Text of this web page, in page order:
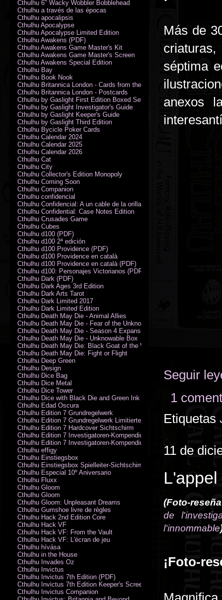
Más de
séptima
anexos
Seguir
1
Etiquetas
11 de
(Foto-
de
l'innommable
¡Foto-
Cthulhu 6" Wacky Wobbler Bobblehead
Cthulhu a través de las épocas
Cthulhu apocalipsis
Cthulhu Apocalypse
Cthulhu Apocalypse Limited Edition
Cthulhu Awakens (PDF)
Cthulhu Awakens Game Master's Kit
Cthulhu Awakens Game Master's Screen
Cthulhu Awakens Special Edition
Cthulhu Bay
Cthulhu Book Nook
Cthulhu Britannica London - Cards from the Smoke
Cthulhu Britannica London - Postcards
Cthulhu by Gaslight First Edition Boxed Set
Cthulhu by Gaslight Investigator's Guide
Cthulhu by Gaslight Keeper's Guide
Cthulhu by Gaslight Third Edition
Cthulhu Bycicle Poker Cards
Cthulhu Calendar 2024
Cthulhu Calendar 2025
Cthulhu Calendar 2026
Cthulhu Cat
Cthulhu City
Cthulhu Collector's Edition Monopoly
Cthulhu Coming Soon
Cthulhu Companion
Cthulhu confidencial
Cthulhu Confidencial: A un cable de la orilla (PDF)
Cthulhu Confidential: Case Notes Edition
Cthulhu Crusades Game
Cthulhu Cubes
Cthulhu d100 (PDF)
Cthulhu d100 2ª edición
Cthulhu d100 Providence (PDF)
Cthulhu d100 Providence en català
Cthulhu d100 Providence en català (PDF)
Cthulhu d100: Personajes Victorianos (PDF)
Cthulhu Dark (PDF)
Cthulhu Dark Ages 3rd Edition
Cthulhu Dark Arts Tarot
Cthulhu Dark Limited 2017
Cthulhu Dark Limited Edition
Cthulhu Death May Die - Animal Allies
Cthulhu Death May Die - Fear of the Unknown
Cthulhu Death May Die - Season 4 Expansion
Cthulhu Death May Die - Unknowable Box
Cthulhu Death May Die: Black Goat of the Woods
Cthulhu Death May Die: Fight or Flight
Cthulhu Deep Green
Cthulhu Design
Cthulhu Dice Bag
Cthulhu Dice Metal
Cthulhu Dice Tower
Cthulhu Dice with Black Die and Green Ink
Cthulhu Edad Oscura
Cthulhu Edition 7 Grundregelwerk
Cthulhu Edition 7 Grundregelwerk Limitierte Edition
Cthulhu Edition 7 Hardcover Sichtschirm
Cthulhu Edition 7 Investigatoren-Kompendium
Cthulhu Edition 7 Investigatoren-Kompendium Limitierte Edition
Cthulhu effigy
Cthulhu Einstiegsbox
Cthulhu Einstiegsbox Spielleiter-Sichtschirm
Cthulhu Especial 10º Aniversario
Cthulhu Fluxx
Cthulhu Gloom
Cthulhu Gloom
Cthulhu Gloom: Unpleasant Dreams
Cthulhu Gumshoe livre de règles
Cthulhu Hack 2nd Edition Core
Cthulhu Hack VF
Cthulhu Hack VF: From the Vault
Cthulhu Hack VF: L'écran de jeu
Cthulhu hívása
Cthulhu in the House
Cthulhu Invades Oz
Cthulhu Invictus
Cthulhu Invictus 7th Edition (PDF)
Cthulhu Invictus 7th Edition Keeper's Screen
Cthulhu Invictus Companion